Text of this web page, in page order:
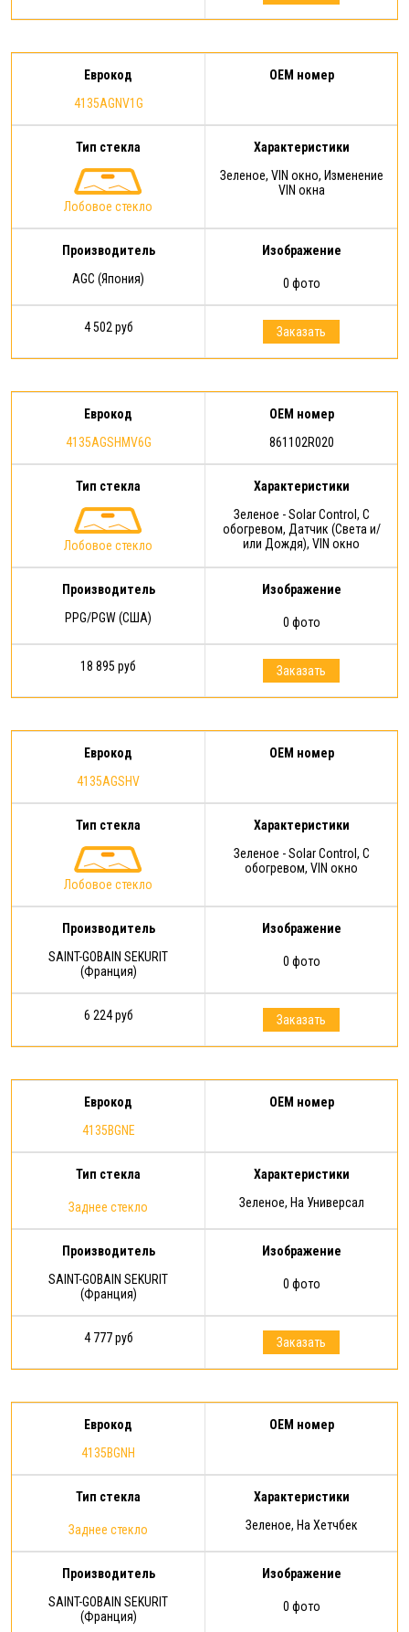
Еврокод
4135AGNV1G
OEM номер
Тип стекла
Лобовое стекло
Характеристики
Зеленое, VIN окно, Изменение
VIN окна
Производитель
AGC (Япония)
Изображение
0 фото
4 502 руб Заказать
Еврокод
4135AGSHMV6G
OEM номер
861102R020
Тип стекла
Лобовое стекло
Характеристики
Зеленое - Solar Control, С
обогревом, Датчик (Света и/
или Дождя), VIN окно
Производитель
PPG/PGW (США)
Изображение
0 фото
18 895 руб Заказать
Еврокод
4135AGSHV
OEM номер
Тип стекла
Лобовое стекло
Характеристики
Зеленое - Solar Control, С
обогревом, VIN окно
Производитель
SAINT-GOBAIN SEKURIT
(Франция)
Изображение
0 фото
6 224 руб Заказать
Еврокод
4135BGNE
OEM номер
Тип стекла
Заднее стекло
Характеристики
Зеленое, На Универсал
Производитель
SAINT-GOBAIN SEKURIT
(Франция)
Изображение
0 фото
4 777 руб Заказать
Еврокод
4135BGNH
OEM номер
Тип стекла
Заднее стекло
Характеристики
Зеленое, На Хетчбек
Производитель
SAINT-GOBAIN SEKURIT
(Франция)
Изображение
0 фото